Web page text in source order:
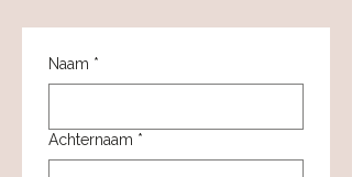
Naam *
Achternaam *